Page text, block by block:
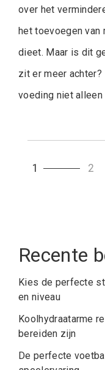
over het
het toevoegen van
dieet. Maar is dit
zit er meer
voeding niet alleen
1 2
Recente
Kies de perfecte
en niveau
Koolhydraatarme
bereiden zijn
De perfecte